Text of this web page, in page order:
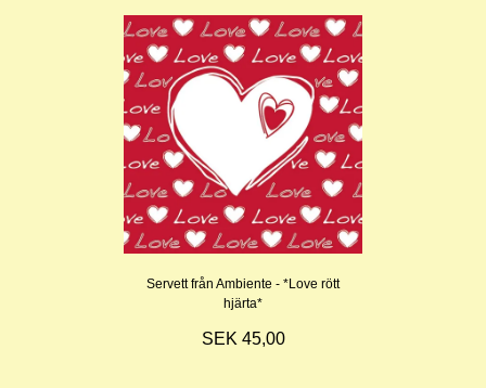
Servett från Ambiente - *Love rött
hjärta*
SEK 45,00